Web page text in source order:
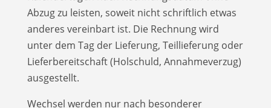
Abzug zu leisten, soweit nicht schriftlich etwas
anderes vereinbart ist. Die Rechnung wird
unter dem Tag der Lieferung, Teillieferung oder
Liefer­bereitschaft (Holschuld, Annahmeverzug)
ausgestellt.
Wechsel werden nur nach besonderer